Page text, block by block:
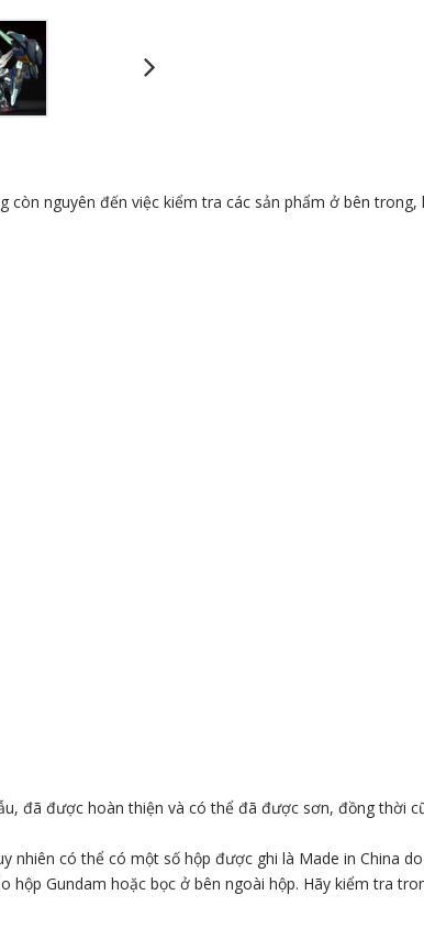
còn nguyên đến việc kiểm tra các sản phẩm ở bên
đã được hoàn thiện và có thể đã được sơn, đồng thời
nhiên có thể có một số hộp được ghi là Made in China
Gundam hoặc bọc ở bên ngoài hộp. Hãy kiểm tra